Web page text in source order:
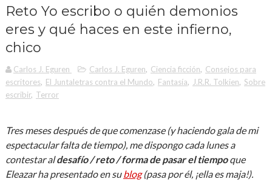
Reto Yo escribo o quién demonios
eres y qué haces en este infierno,
chico
Carlos J. Eguren Carlos J. Eguren, Ciencia ficción, Consejos para
escritores, El Juntaletras contra el Mundo, Fantasía, J.R.R. Tolkien, Sobre
escribir, Terror
Tres meses después de que comenzase (y haciendo gala de mi
espectacular falta de tiempo), me dispongo cada lunes a
contestar aldesafío / reto / forma de pasar el tiempoque
Eleazar ha presentado en sublog(pasa por él, ¡ella es maja!).